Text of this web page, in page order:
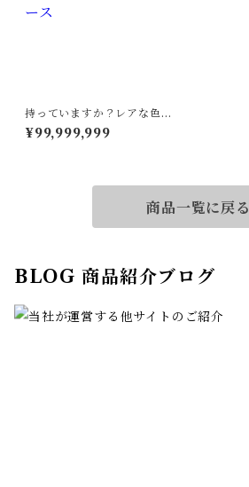
持っていますか？レアな色合
い！ダイヤルース
¥99,999,999
商品一覧に戻る
BLOG 商品紹介ブログ